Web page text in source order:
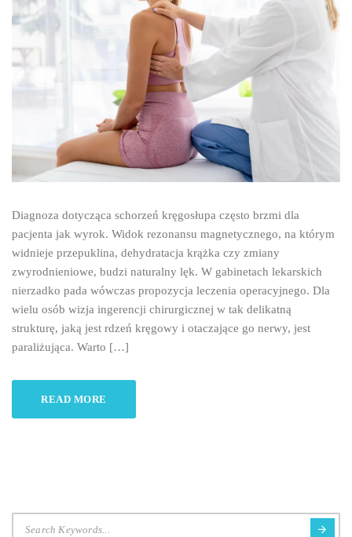
Diagnoza dotycząca schorzeń kręgosłupa często brzmi dla
pacjenta jak wyrok. Widok rezonansu magnetycznego, na którym
widnieje przepuklina, dehydratacja krążka czy zmiany
zwyrodnieniowe, budzi naturalny lęk. W gabinetach lekarskich
nierzadko pada wówczas propozycja leczenia operacyjnego. Dla
wielu osób wizja ingerencji chirurgicznej w tak delikatną
strukturę, jaką jest rdzeń kręgowy i otaczające go nerwy, jest
paraliżująca. Warto […]
READ MORE